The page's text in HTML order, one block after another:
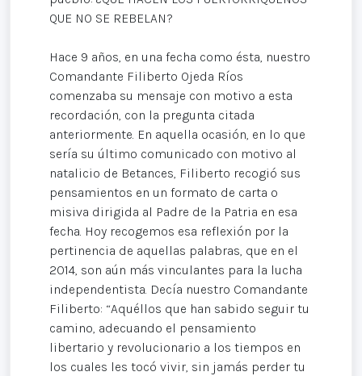
QUE NO SE REBELAN?
Hace 9 años, en una fecha como ésta, nuestro
Comandante Filiberto Ojeda Ríos
comenzaba su mensaje con motivo a esta
recordación, con la pregunta citada
anteriormente. En aquella ocasión, en lo que
sería su último comunicado con motivo al
natalicio de Betances, Filiberto recogió sus
pensamientos en un formato de carta o
misiva dirigida al Padre de la Patria en esa
fecha. Hoy recogemos esa reflexión por la
pertinencia de aquellas palabras, que en el
2014, son aún más vinculantes para la lucha
independentista. Decía nuestro Comandante
Filiberto: “Aquéllos que han sabido seguir tu
camino, adecuando el pensamiento
libertario y revolucionario a los tiempos en
los cuales les tocó vivir, sin jamás perder tu